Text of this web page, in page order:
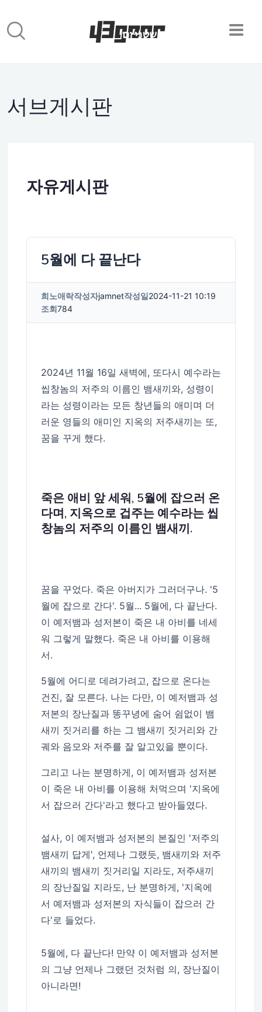
서브게시판
자유게시판
5월에 다 끝난다
희노애락작성자jamnet작성일2024-11-21 10:19
조회784
2024년 11월 16일 새벽에, 또다시 예수라는
씹창놈의 저주의 이름인 뱀새끼와, 성령이
라는 성령이라는 모든 창년들의 애미며 더
러운 영들의 애미인 지옥의 저주새끼는 또,
꿈을 꾸게 했다.
죽은 애비 앞 세워, 5월에 잡으러 온
다며, 지옥으로 겁주는 예수라는 씹
창놈의 저주의 이름인 뱀새끼.
꿈을 꾸었다. 죽은 아버지가 그러더구나. '5
월에 잡으로 간다'. 5월... 5월에, 다 끝난다.
이 예저뱀과 성저본이 죽은 내 아비를 네세
워 그렇게 말했다. 죽은 내 아비를 이용해
서.
5월에 어디로 데려가려고, 잡으로 온다는
건진, 잘 모른다. 나는 다만, 이 예저뱀과 성
저본의 장난질과 똥꾸녕에 숨어 쉼없이 뱀
새끼 짓거리를 하는 그 뱀새끼 짓거리와 간
궤와 음모와 저주를 잘 알고있을 뿐이다.
그리고 나는 분명하게, 이 예저뱀과 성저본
이 죽은 내 아비를 이용해 처먹으며 '지옥에
서 잡으러 간다'라고 했다고 받아들였다.
설사, 이 예저뱀과 성저본의 본질인 '저주의
뱀새끼 답게', 언제나 그랬듯, 뱀새끼와 저주
새끼의 뱀새끼 짓거리일 지라도, 저주새끼
의 장난질일 지라도, 난 분명하게, '지옥에
서 예저뱀과 성저본의 자식들이 잡으러 간
다'로 들었다.
5월에, 다 끝난다! 만약 이 예저뱀과 성저본
의 그냥 언제나 그랬던 것처럼 의, 장난질이
아니라면!